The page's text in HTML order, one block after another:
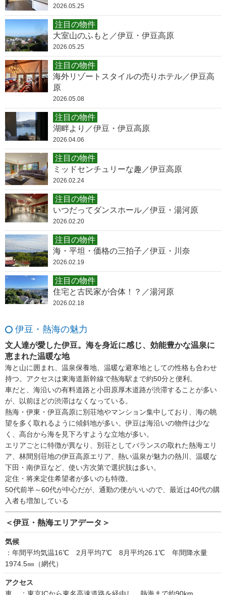
2026.05.25
注目の物件
大室山のふもと／伊豆・伊豆高原
2026.05.25
注目の物件
海外リゾートスタイルの売りホテル／伊豆高
原
2026.05.08
注目の物件
湖畔より／伊豆・伊豆高原
2026.04.06
注目の物件
ミッドセンチュリーな趣／伊豆高原
2026.02.24
注目の物件
いつだってダンスホール／伊豆・湯河原
2026.02.20
注目の物件
海・平坦・価格の三拍子／伊豆・川奈
2026.02.19
注目の物件
住宅と古民家が合体！？／湯河原
2026.02.18
伊豆・熱海の魅力
文人達が愛した伊豆。海を身近に感じ、効能豊かな温泉に
恵まれた温暖な地
海と山に囲まれ、温泉保養地、温暖な避寒地としての性格も合わせ
持つ。アクセスは東海道新幹線で熱海駅まで約50分と便利。
車だと、海沿いの有料道路と小田原厚木道路が渋滞することが多い
が、以前ほどの渋滞はなくなっている。
熱海・伊東・伊豆高原に別荘地やマンション集中しており、海の眺
望を多く取れるように傾斜地が多い。伊豆は海沿いの物件は少な
く、高台から海を見下ろすような立地が多い。
エリアごとに特徴が異なり、別荘としてバランスの取れた熱海エリ
ア、林間別荘地の伊豆高原エリア、熱い温泉が魅力の熱川、温暖な
下田・南伊豆など、使い方次第で選択肢は多い。
定住・将来定住希望者が多いのも特徴。
50代前半～60代が中心だが、通勤の便がいいので、最近は40代の購
入者も増加している
＜伊豆・熱海エリアデータ＞
気候
：年間平均気温16℃ 2月平均7℃ 8月平均26.1℃ 年間降水量
1974.5㎜（網代）
アクセス